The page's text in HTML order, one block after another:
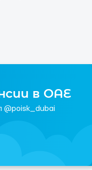
в ОАЕ
@poisk_dubai